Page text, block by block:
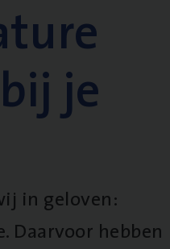
je
in geloven:
Daarvoor hebben